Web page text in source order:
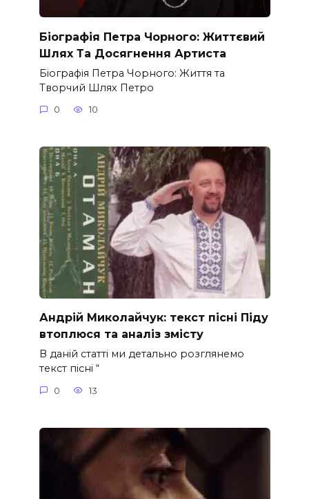
Біографія Петра Чорного: Життєвий
Шлях Та Досягнення Артиста
Біографія Петра Чорного: Життя та
Творчий Шлях Петро
0 10
Андрій Миколайчук: текст пісні Піду
втоплюся та аналіз змісту
В даній статті ми детально розглянемо
текст пісні “
0 13